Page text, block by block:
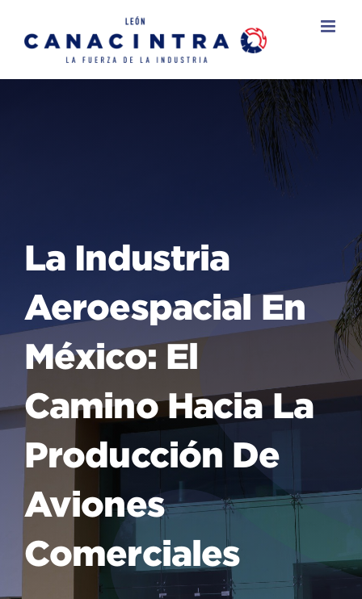
La Industria
Aeroespacial En
México: El
Camino Hacia La
Producción De
Aviones
Comerciales